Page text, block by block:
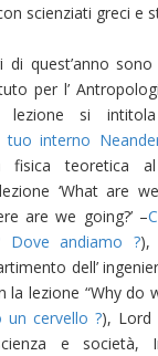
scienziati greci e
di quest’anno
per l’
si intitola
tuo interno
fisica teoretica al
‘What are
are we going?’ –
Dove andiamo ?),
dell’
la lezione “Why do
un cervello ?), Lord
e società,